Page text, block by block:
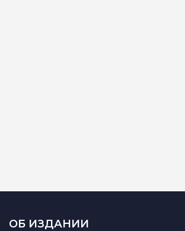
ОБ ИЗДАНИИ